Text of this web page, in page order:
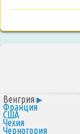
Венгрия
Франция
США
Чехия
Черногория